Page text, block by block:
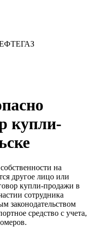
купли-
на
другое лицо или
купли-продажи в
сотрудника
законодательством
средство с учета,